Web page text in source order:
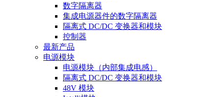
数字隔离器
集成电源器件的数字隔离器
隔离式 DC/DC 变换器和模块
控制器
最新产品
电源模块
电源模块（内部集成电感）
隔离式 DC/DC 变换器和模块
48V 模块